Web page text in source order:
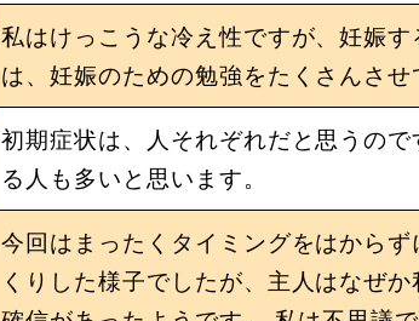
私はけっこうな冷え性ですが、妊娠
は、妊娠のための勉強をたくさんさせ
初期症状は、人それぞれだと思うの
る人も多いと思います。
今回はまったくタイミングをはから
くりした様子でしたが、主人はなぜ